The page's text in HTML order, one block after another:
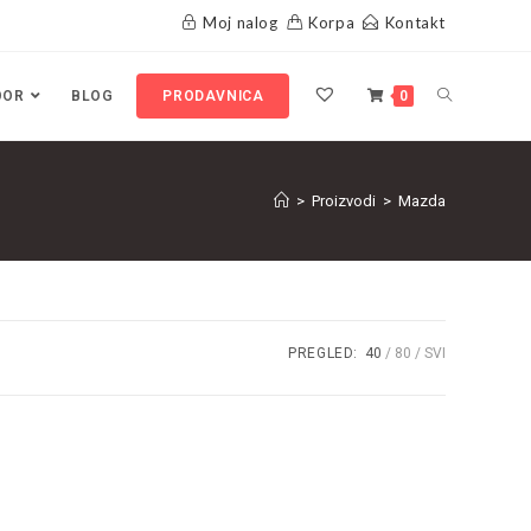
Moj nalog Korpa Kontakt
BLOG PRODAVNICA 0
> Proizvodi > Mazda
PREGLED: 40 80 SVI